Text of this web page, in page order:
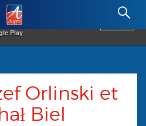
Play
Angers.fr : Retour à l'accueil
Orlinski et
Biel